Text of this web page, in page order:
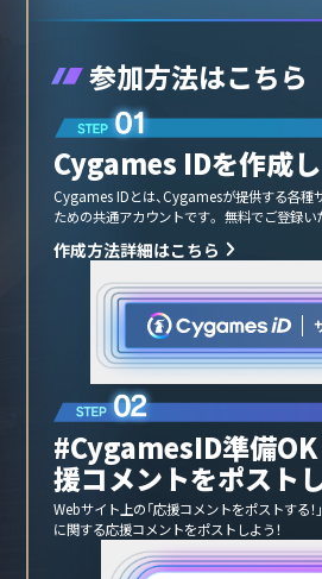
参加方法はこちら
Cygames IDを作成し
Cygames IDとは、Cygamesが提供する各種
ための共通アカウントです。 無料でご登録い
作成方法詳細はこちら
#CygamesID準備
援コメントをポストし
Webサイト上の「応援コメントをポストする！
に関する応援コメントをポストしよう！